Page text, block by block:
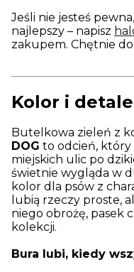
Jeśli nie jesteś
najlepszy – napisz
zakupem. Chętnie
Kolor i detale
Butelkowa zieleń z
DOG to odcień, który
miejskich ulic po
świetnie wygląda w
kolor dla psów z
lubią rzeczy proste,
niego obrożę, pasek
kolekcji.
Bura lubi, kiedy